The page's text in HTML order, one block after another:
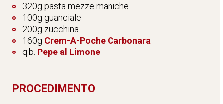
320g pasta mezze maniche
100g guanciale
200g zucchina
160g Crem-A-Poche Carbonara
q.b. Pepe al Limone
PROCEDIMENTO